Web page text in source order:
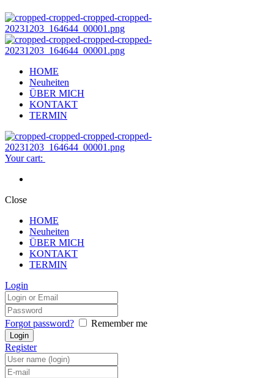
HOME
Neuheiten
ÜBER MICH
KONTAKT
TERMIN
Your cart:
Close
HOME
Neuheiten
ÜBER MICH
KONTAKT
TERMIN
Login
Forgot password? Remember me
Register